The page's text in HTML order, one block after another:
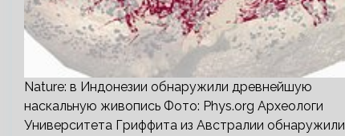
Nature: в Индонезии обнаружили древнейшую
наскальную живопись Фото: Phys.org Археологи
Университета Гриффита из Австралии обнаружили